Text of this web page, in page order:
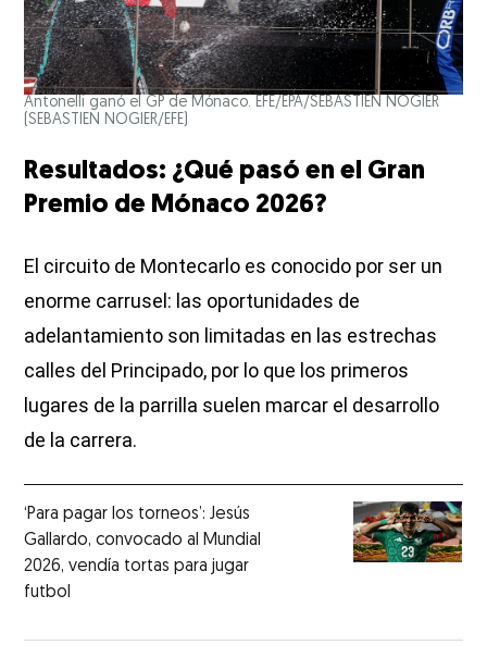
Antonelli ganó el GP de Mónaco. EFE/EPA/SEBASTIEN NOGIER
(SEBASTIEN NOGIER/EFE)
Resultados: ¿Qué pasó en el Gran
Premio de Mónaco 2026?
El circuito de Montecarlo es conocido por ser un
enorme carrusel: las oportunidades de
adelantamiento son limitadas en las estrechas
calles del Principado, por lo que los primeros
lugares de la parrilla suelen marcar el desarrollo
de la carrera.
‘Para pagar los torneos’: Jesús
Gallardo, convocado al Mundial
2026, vendía tortas para jugar
futbol